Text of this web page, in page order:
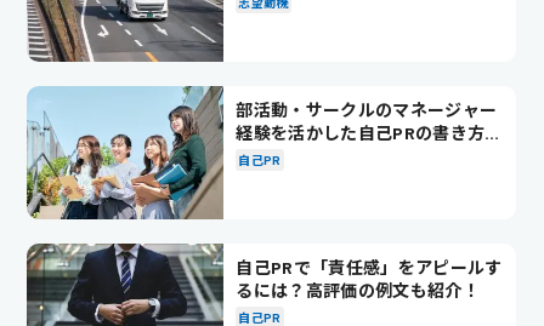
部活動・サークルのマネージャー
経験を活かした自己PRの書き方を
徹底解説！
自己PR
自己PRで「責任感」をアピールす
るには？高評価の例文も紹介！
自己PR